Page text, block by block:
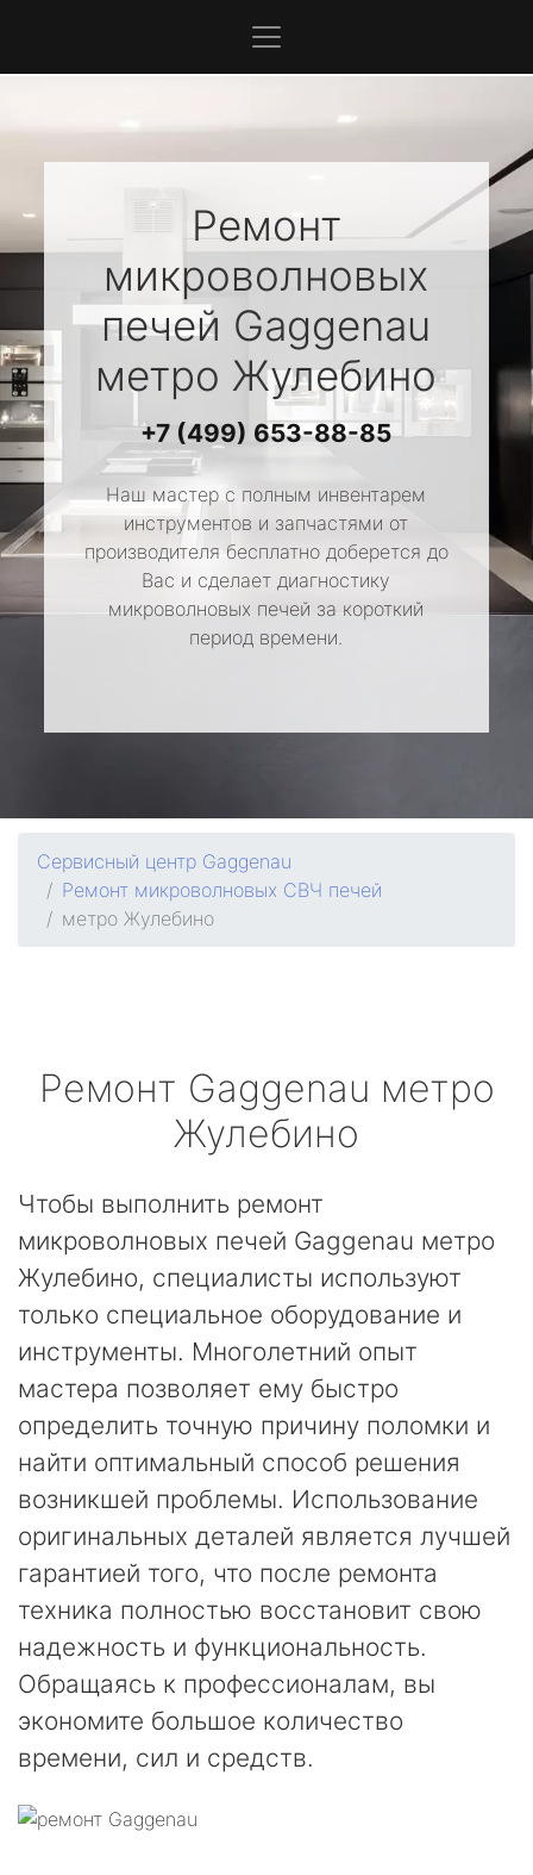
Ремонт
микроволновых
печей Gaggenau
метро Жулебино
+7 (499) 653-88-85
Наш мастер с полным инвентарем
инструментов и запчастями от
производителя бесплатно доберется до
Вас и сделает диагностику
микроволновых печей за короткий
период времени.
Сервисный центр Gaggenau
Ремонт микроволновых СВЧ печей
метро Жулебино
Ремонт Gaggenau метро
Жулебино
Чтобы выполнить ремонт
микроволновых печей Gaggenau метро
Жулебино, специалисты используют
только специальное оборудование и
инструменты. Многолетний опыт
мастера позволяет ему быстро
определить точную причину поломки и
найти оптимальный способ решения
возникшей проблемы. Использование
оригинальных деталей является лучшей
гарантией того, что после ремонта
техника полностью восстановит свою
надежность и функциональность.
Обращаясь к профессионалам, вы
экономите большое количество
времени, сил и средств.